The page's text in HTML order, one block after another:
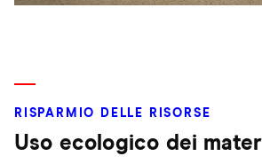
RISPARMIO DELLE RISORSE
Uso ecologico dei